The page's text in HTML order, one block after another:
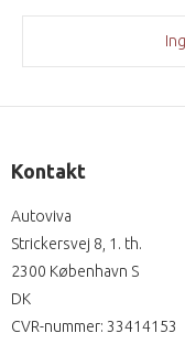
Kontakt
Autoviva
Strickersvej 8, 1. th.
2300 København S
DK
CVR-nummer: 33414153